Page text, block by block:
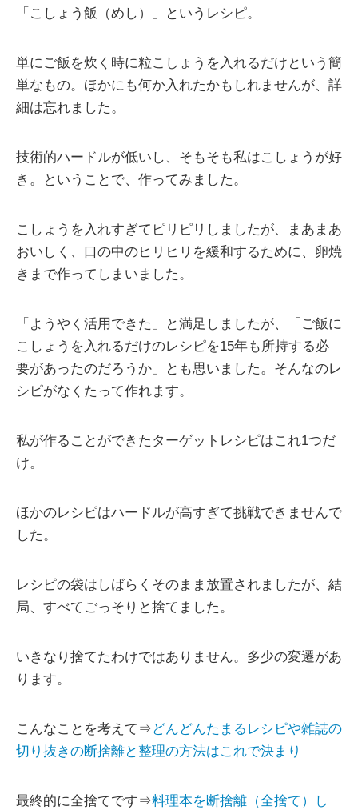
「こしょう飯（めし）」というレシピ。
単にご飯を炊く時に粒こしょうを入れるだけという簡
単なもの。ほかにも何か入れたかもしれませんが、詳
細は忘れました。
技術的ハードルが低いし、そもそも私はこしょうが好
き。ということで、作ってみました。
こしょうを入れすぎてピリピリしましたが、まあまあ
おいしく、口の中のヒリヒリを緩和するために、卵焼
きまで作ってしまいました。
「ようやく活用できた」と満足しましたが、「ご飯に
こしょうを入れるだけのレシピを15年も所持する必
要があったのだろうか」とも思いました。そんなのレ
シピがなくたって作れます。
私が作ることができたターゲットレシピはこれ1つだ
け。
ほかのレシピはハードルが高すぎて挑戦できませんで
した。
レシピの袋はしばらくそのまま放置されましたが、結
局、すべてごっそりと捨てました。
いきなり捨てたわけではありません。多少の変遷があ
ります。
こんなことを考えて⇒どんどんたまるレシピや雑誌の
切り抜きの断捨離と整理の方法はこれで決まり
最終的に全捨てです⇒料理本を断捨離（全捨て）し